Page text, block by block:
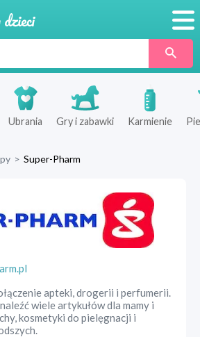
Produkty
Sklepy
Ubrania Gry i zabawki Karmienie
> Super-Pharm
apteki, drogerii i perfumerii.
wiele artykułów dla mamy i
kosmetyki do pielęgnacji i